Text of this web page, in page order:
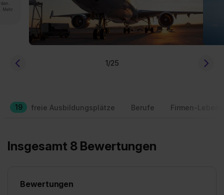
Mehr
1/25
19 freie Ausbildungsplätze Berufe Firmen-
Insgesamt 8 Bewertungen
Bewertungen